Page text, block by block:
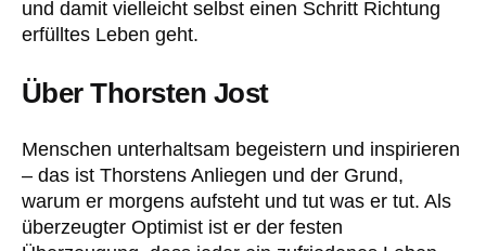
und damit vielleicht selbst einen Schritt Richtung
erfülltes Leben geht.
Über Thorsten Jost
Menschen unterhaltsam begeistern und inspirieren
– das ist Thorstens Anliegen und der Grund,
warum er morgens aufsteht und tut was er tut. Als
überzeugter Optimist ist er der festen